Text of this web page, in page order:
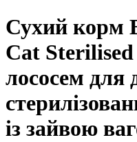
Сухий корм
Cat
лососем для
із зайвою